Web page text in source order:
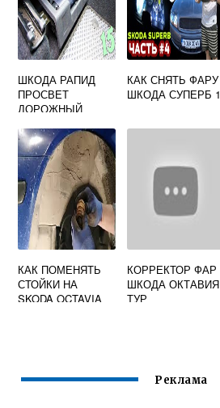
ШКОДА РАПИД
ПРОСВЕТ
ДОРОЖНЫЙ
КАК СНЯТЬ ФАРУ
ШКОДА СУПЕРБ 1
КАК ПОМЕНЯТЬ
СТОЙКИ НА
SKODA OCTAVIA
КОРРЕКТОР ФАР
ШКОДА ОКТАВИЯ
ТУР
Реклама